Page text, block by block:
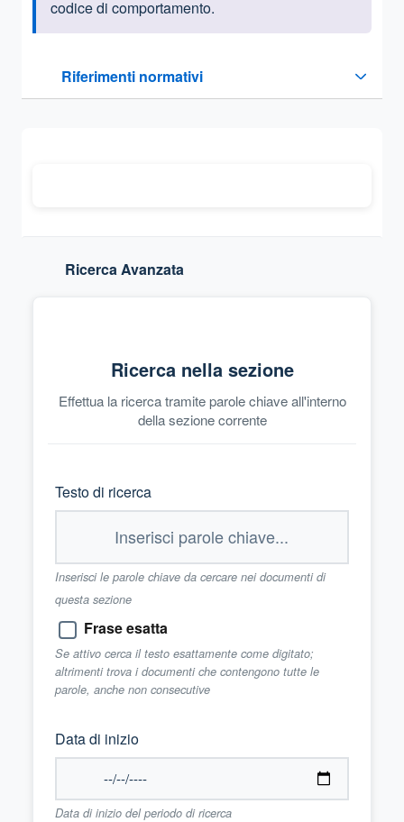
codice di comportamento.
Riferimenti normativi
Sezione compressa
Ricerca Avanzata
Ricerca nella sezione
Effettua la ricerca tramite parole chiave all'interno
della sezione corrente
Testo di ricerca
Inserisci le parole chiave da cercare nei documenti di
questa sezione
Frase esatta
Se attivo cerca il testo esattamente come digitato;
altrimenti trova i documenti che contengono tutte le
parole, anche non consecutive
Data di inizio
Data di inizio del periodo di ricerca